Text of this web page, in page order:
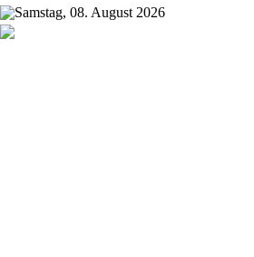
Samstag, 08. August 2026